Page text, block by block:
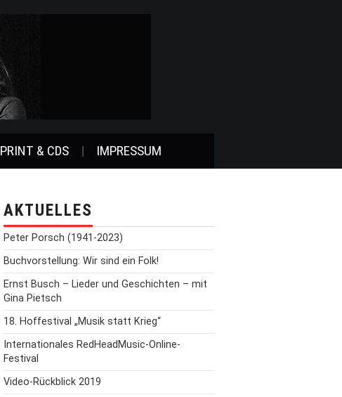
PRINT & CDS IMPRESSUM
AKTUELLES
Peter Porsch (1941-2023)
Buchvorstellung: Wir sind ein Folk!
Ernst Busch – Lieder und Geschichten – mit
Gina Pietsch
18. Hoffestival „Musik statt Krieg“
Internationales RedHeadMusic-Online-
Festival
Video-Rückblick 2019